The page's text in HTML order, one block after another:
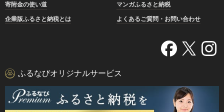
寄附金の使い道
マンガふるさと納税
企業版ふるさと納税とは
よくあるご質問・お問い合わせ
ふるなびオリジナルサービス